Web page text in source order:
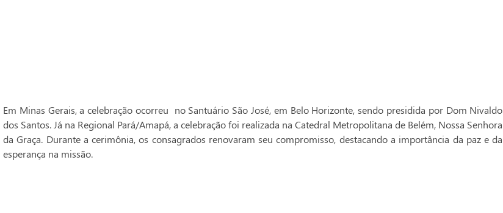
Em Minas Gerais, a celebração ocorreu no Santuário São José, em Belo Horizonte, sendo presidida por Dom Nivaldo
dos Santos. Já na Regional Pará/Amapá, a celebração foi realizada na Catedral Metropolitana de Belém, Nossa Senhora
da Graça. Durante a cerimônia, os consagrados renovaram seu compromisso, destacando a importância da paz e da
esperança na missão.